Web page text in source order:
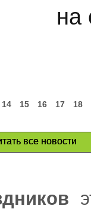
на
14 15 16 17 18
все новости